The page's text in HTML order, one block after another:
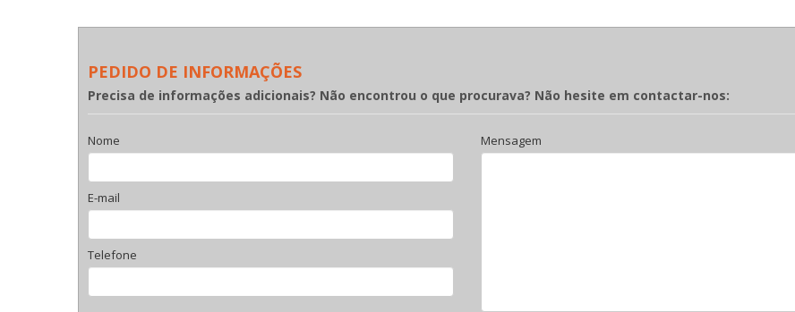
PEDIDO DE INFORMAÇÕES
Precisa de informações adicionais? Não encontrou o que procurava? Não hesite em contactar-nos:
Nome
E-mail
Telefone
Mensagem